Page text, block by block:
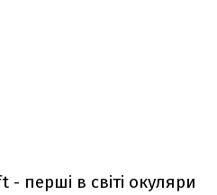
перші в світі окуляри